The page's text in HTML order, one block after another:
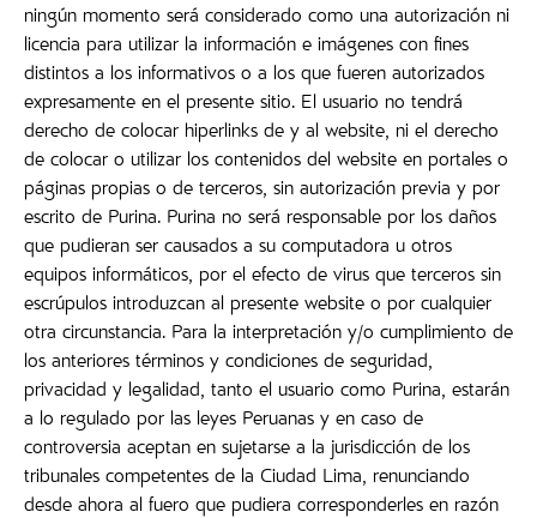
ningún momento será considerado como una autorización ni
licencia para utilizar la información e imágenes con fines
distintos a los informativos o a los que fueren autorizados
expresamente en el presente sitio. El usuario no tendrá
derecho de colocar hiperlinks de y al website, ni el derecho
de colocar o utilizar los contenidos del website en portales o
páginas propias o de terceros, sin autorización previa y por
escrito de Purina. Purina no será responsable por los daños
que pudieran ser causados a su computadora u otros
equipos informáticos, por el efecto de virus que terceros sin
escrúpulos introduzcan al presente website o por cualquier
otra circunstancia. Para la interpretación y/o cumplimiento de
los anteriores términos y condiciones de seguridad,
privacidad y legalidad, tanto el usuario como Purina, estarán
a lo regulado por las leyes Peruanas y en caso de
controversia aceptan en sujetarse a la jurisdicción de los
tribunales competentes de la Ciudad Lima, renunciando
desde ahora al fuero que pudiera corresponderles en razón